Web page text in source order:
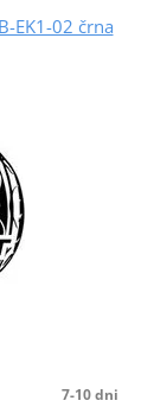
EK1-02 črna
7-10 dni